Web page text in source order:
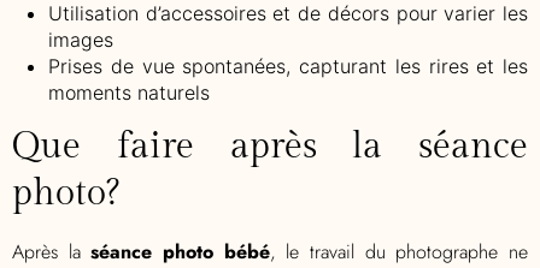
Utilisation d’accessoires et de décors pour varier les
images
Prises de vue spontanées, capturant les rires et les
moments naturels
Que faire après la séance
photo?
Après laséance photo bébé, le travail du photographe ne